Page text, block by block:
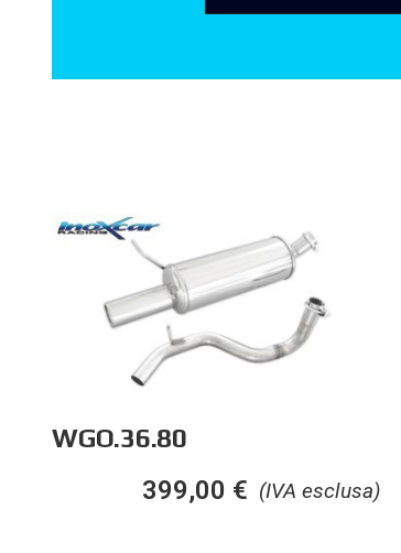
WGO.36.80
(IVA esclusa)
399,00 €